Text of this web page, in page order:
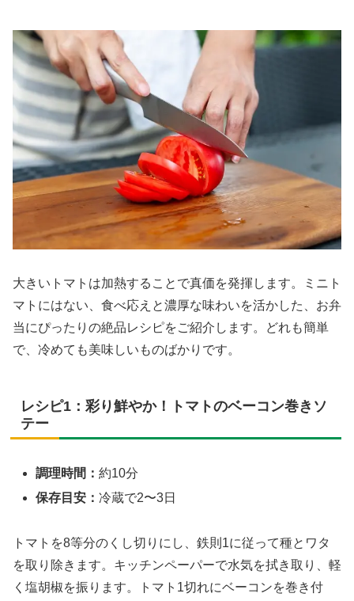
大きいトマトは加熱することで真価を発揮します。ミニト
マトにはない、食べ応えと濃厚な味わいを活かした、お弁
当にぴったりの絶品レシピをご紹介します。どれも簡単
で、冷めても美味しいものばかりです。
レシピ1：彩り鮮やか！トマトのベーコン巻きソ
テー
調理時間：約10分
保存目安：冷蔵で2〜3日
トマトを8等分のくし切りにし、鉄則1に従って種とワタ
を取り除きます。キッチンペーパーで水気を拭き取り、軽
く塩胡椒を振ります。トマト1切れにベーコンを巻き付